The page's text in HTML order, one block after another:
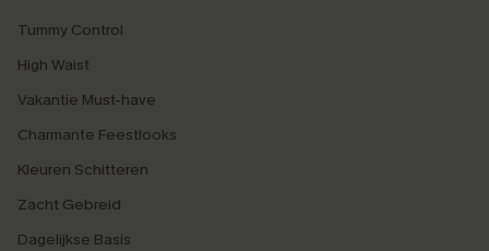
Tummy Control
High Waist
Vakantie Must-have
Charmante Feestlooks
Kleuren Schitteren
Zacht Gebreid
Dagelijkse Basis